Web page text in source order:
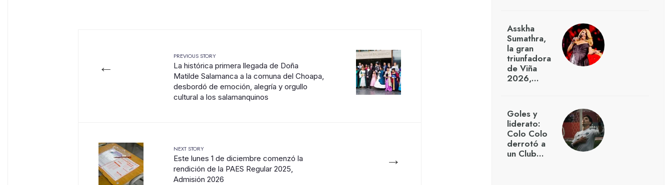
←
PREVIOUS STORY
La histórica primera llegada de Doña
Matilde Salamanca a la comuna del Choapa,
desbordó de emoción, alegría y orgullo
cultural a los salamanquinos
→
NEXT STORY
Este lunes 1 de diciembre comenzó la
rendición de la PAES Regular 2025,
Admisión 2026
Asskha
Sumathra,
la gran
triunfadora
de Viña
2026,…
Goles y
liderato:
Colo Colo
derrotó a
un Club…